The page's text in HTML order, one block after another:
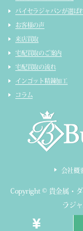
バイセラジャパンが選ば
お客様の声
来店買取
宅配買取のご案内
宅配買取の流れ
インゴット精錬加工
コラム
会社概
Copyright © 貴金属・
ラジ
東京都公